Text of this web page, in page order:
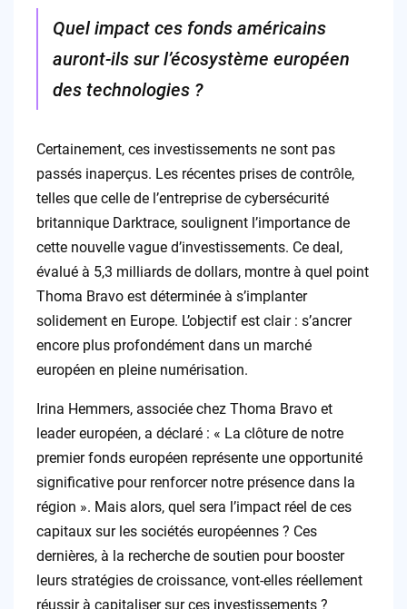
Quel impact ces fonds américains
auront-ils sur l’écosystème européen
des technologies ?
Certainement, ces investissements ne sont pas
passés inaperçus. Les récentes prises de contrôle,
telles que celle de l’entreprise de cybersécurité
britannique Darktrace, soulignent l’importance de
cette nouvelle vague d’investissements. Ce deal,
évalué à 5,3 milliards de dollars, montre à quel point
Thoma Bravo est déterminée à s’implanter
solidement en Europe. L’objectif est clair : s’ancrer
encore plus profondément dans un marché
européen en pleine numérisation.
Irina Hemmers, associée chez Thoma Bravo et
leader européen, a déclaré : « La clôture de notre
premier fonds européen représente une opportunité
significative pour renforcer notre présence dans la
région ». Mais alors, quel sera l’impact réel de ces
capitaux sur les sociétés européennes ? Ces
dernières, à la recherche de soutien pour booster
leurs stratégies de croissance, vont-elles réellement
réussir à capitaliser sur ces investissements ?